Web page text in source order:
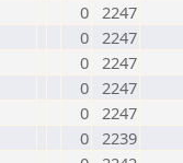
0 2247
0 2247
0 2247
0 2247
0 2247
0 2239